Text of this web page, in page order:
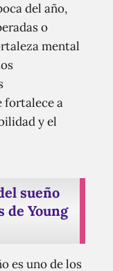
del año,
o
mental
fortalece a
y el
sueño
de Young
es uno de los